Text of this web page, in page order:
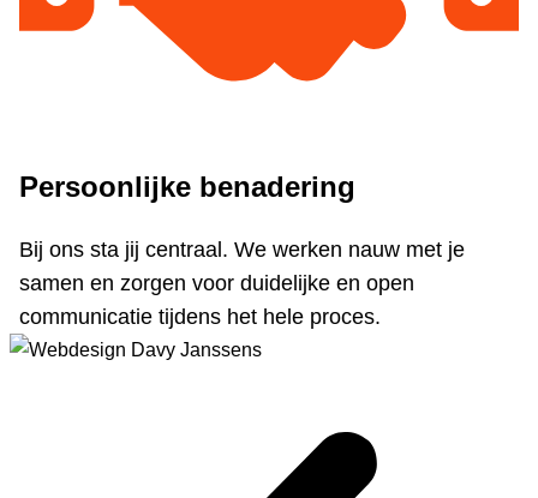
Persoonlijke benadering
Bij ons sta jij centraal. We werken nauw met je
samen en zorgen voor duidelijke en open
communicatie tijdens het hele proces.